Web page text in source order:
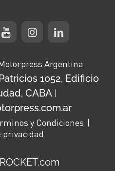
Argentina
1052, Edificio
CABA |
y Condiciones
privacidad